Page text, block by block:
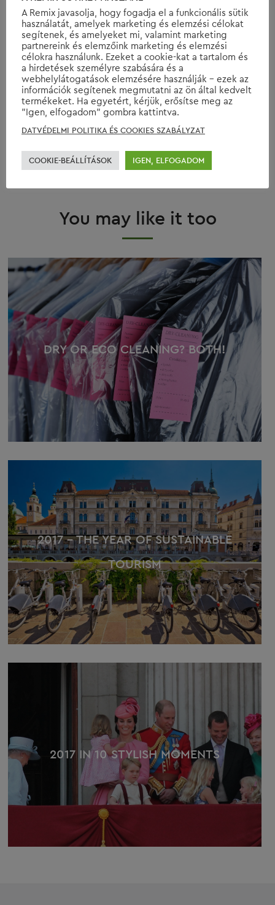
MANICURE MEN’S FASHION NAILS PADDINGTON BEAR
PLASTIC WASTE RED CARPET REMIX RENEWABLE ENERGY
SCREEN ACTORS GUILD AWARDS SHOES STYLE SUMMER
SUSTAINABILITY SUSTAINABLE FASHION SUSTAINABLE LIVING
TRAVEL TRENDS WINTER WINTER 2017 WINTER FASHION
You may like it too
DRY OR ECO CLEANING? BOTH!
2017 – THE YEAR OF SUSTAINABLE
TOURISM
2017 IN 10 STYLISH MOMENTS
A Remix javasolja, hogy fogadja el a funkcionális sütik
használatát, amelyek marketing és elemzési célokat
segítenek, és amelyeket mi, valamint marketing
partnereink és elemzőink marketing és elemzési
célokra használunk. Ezeket a cookie-kat a tartalom és
a hirdetések személyre szabására és a
webhelylátogatások elemzésére használják - ezek az
információk segítenek megmutatni az ön által kedvelt
termékeket. Ha egyetért, kérjük, erősítse meg az
"Igen, elfogadom" gombra kattintva.
DATVÉDELMI POLITIKA ÉS COOKIES SZABÁLYZAT
COOKIE-BEÁLLÍTÁSOK IGEN, ELFOGADOM